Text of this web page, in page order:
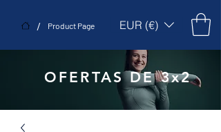
/ Product Page EUR (€)
OFERTAS DE 3x2